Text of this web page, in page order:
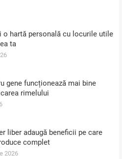
o hartă personală cu locurile utile
ta
gene funcționează mai bine
rimelului
liber adaugă beneficii pe care
complet
2026